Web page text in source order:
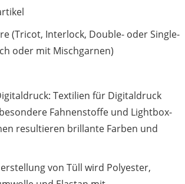
(Tricot, Interlock, Double- oder Single-
oder mit Mischgarnen)
Textilien für Digitaldruck
Fahnenstoffe und Lightbox-
resultieren brillante Farben und
von Tüll wird Polyester,